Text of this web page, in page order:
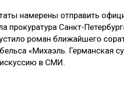
намерены отправить
прокуратура Санкт-
роман ближайшего
«Михаэль. Германская
в СМИ.